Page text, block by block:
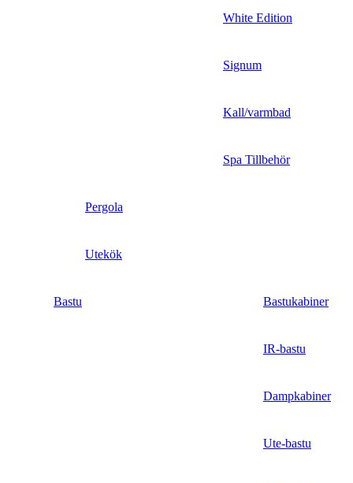
White Edition
Signum
Kall/varmbad
Spa Tillbehör
Pergola
Utekök
Bastu Bastukabiner
IR-bastu
Dampkabiner
Ute-bastu